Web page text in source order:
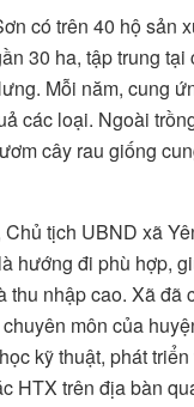
có trên 40 hộ sản
30 ha, tập trung tại
Mỗi năm, cung
các loại. Ngoài
cây rau giống
tịch UBND xã
hướng đi phù hợp,
thu nhập cao. Xã đã
môn của
kỹ thuật, phát
HTX trên địa bàn